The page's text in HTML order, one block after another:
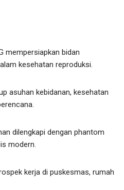
mempersiapkan bidan
kesehatan reproduksi.
asuhan kebidanan, kesehatan
dilengkapi dengan phantom
modern.
kerja di puskesmas, rumah